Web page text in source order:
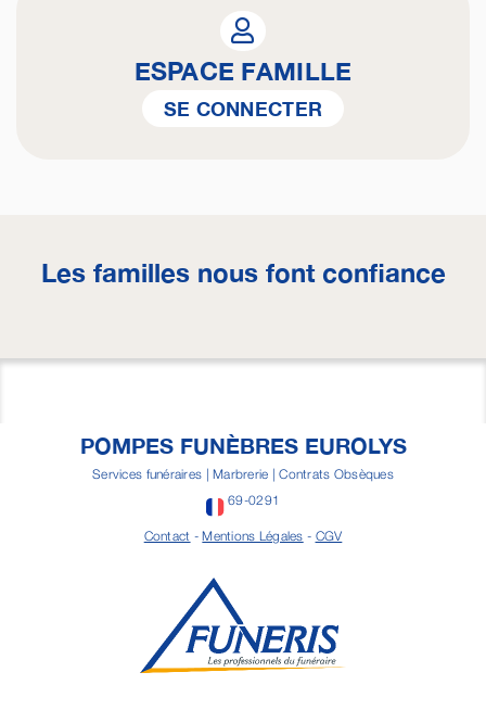
ESPACE FAMILLE
SE CONNECTER
Les familles nous font confiance
POMPES FUNÈBRES EUROLYS
Services funéraires | Marbrerie | Contrats Obsèques
69-0291
Contact -Mentions Légales - CGV